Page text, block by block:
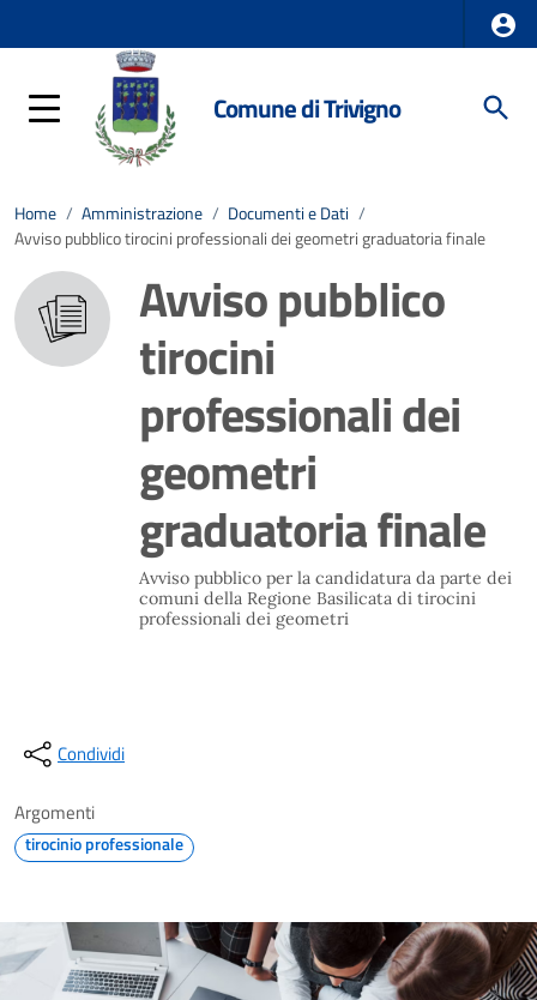
Comune di Trivigno
Home / Amministrazione / Documenti e Dati /
Avviso pubblico tirocini professionali dei geometri graduatoria finale
Avviso pubblico
tirocini
professionali dei
geometri
graduatoria finale
Avviso pubblico per la candidatura da parte dei
comuni della Regione Basilicata di tirocini
professionali dei geometri
Condividi
Argomenti
tirocinio professionale